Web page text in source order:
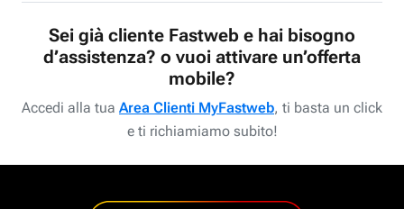
Sei già cliente Fastweb e hai bisogno
d’assistenza? o vuoi attivare un’offerta
mobile?
Accedi alla tua Area Clienti MyFastweb, ti basta un click
e ti richiamiamo subito!